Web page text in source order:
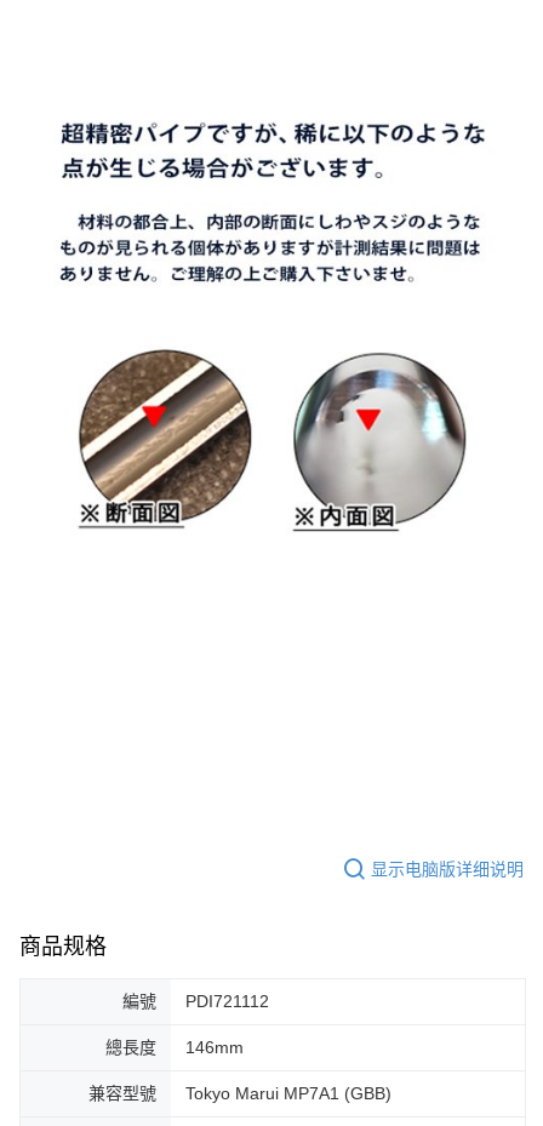
显示电脑版详细说明
商品规格
編號 PDI721112
總長度 146mm
兼容型號 Tokyo Marui MP7A1 (GBB)